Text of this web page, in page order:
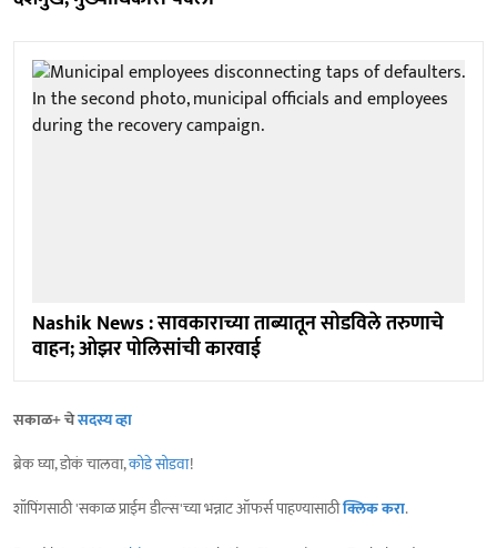
Nashik News : सावकाराच्या ताब्यातून सोडविले तरुणाचे
वाहन; ओझर पोलिसांची कारवाई
सकाळ+ चेसदस्य व्हा
ब्रेक घ्या, डोकं चालवा,कोडे सोडवा!
शॉपिंगसाठी 'सकाळ प्राईम डील्स'च्या भन्नाट ऑफर्स पाहण्यासाठीक्लिक करा.